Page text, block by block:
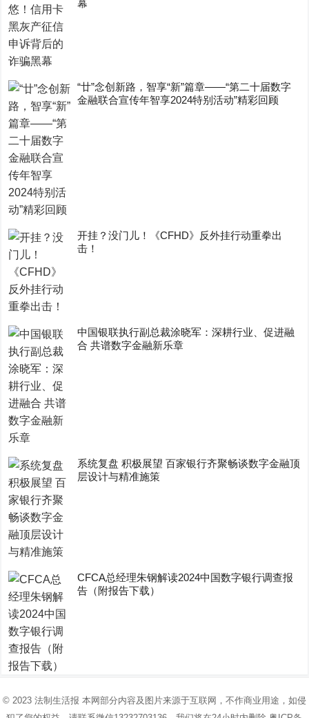
幕
“廿”念创新路，智享“新”篇章——“第二十届数字
金融联合宣传年智享2024特别活动”精彩回顾
开挂？没门儿！《CFHD》反外挂行动重拳出
击！
中国银联执行副总裁涂晓军：深耕行业、促进融
合 共谱数字金融新乐章
系统复盘 积极展望 百家银行齐聚畅谈数字金融顶
层设计与精准施策
CFCA总经理朱钢解读2024中国数字银行调查报
告（附报告下载）
© 2023 法制生活报 本网部分内容及图片来源于互联网，不作商业用途，如侵